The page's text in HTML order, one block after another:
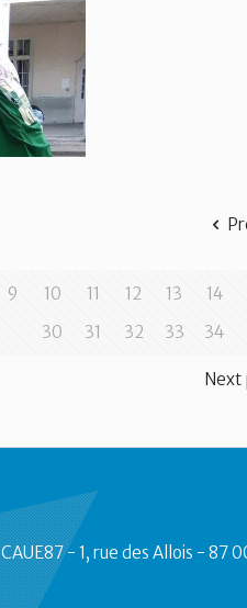
9 10 11 12 13 14
30
31 32 33 34
Next
CAUE87 - 1, rue des Allois - 87